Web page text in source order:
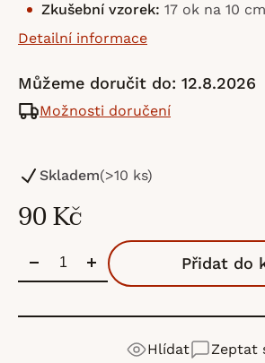
90 Kč
Skladem(>10 ks)
Můžeme doručit do: 12.8.2026
Možnosti doručení
Přidat do
Zkušební vzorek: 17 ok na 10 cm
Detailní informace
Zeptat
Hlídat